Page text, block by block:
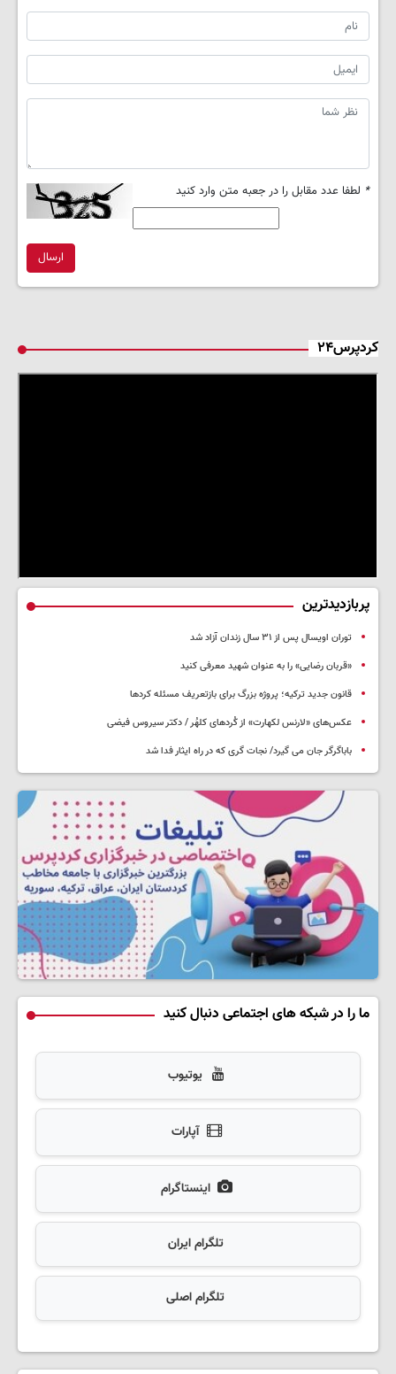
* لطفا عدد مقابل را در جعبه متن وارد کنید
ارسال
کردپرس۲۴
پربازدیدترین
توران اویسال پس از ۳۱ سال زندان آزاد شد
«قربان رضایی» را به عنوان شهید معرفی کنید
قانون جدید ترکیه؛ پروژه بزرگ‌ برای بازتعریف مسئله کردها
عکس‌های «لارنس لکهارت» از کُردهای کلهُر / دکتر سیروس فیضی
باباگرگر جان می گیرد/ نجات گری که در راه ایثار فدا شد
ما را در شبکه های اجتماعی دنبال کنید
یوتیوب
آپارات
اینستاگرام
تلگرام ایران
تلگرام اصلی